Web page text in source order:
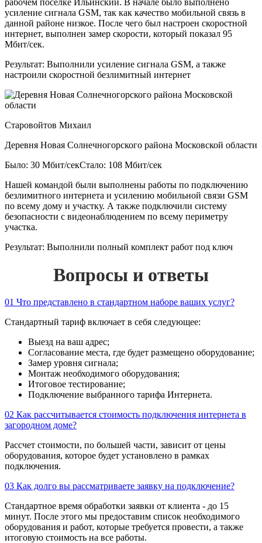
усиление сигнала GSM, так как качество мобильной связь в
данной районе низкое. После чего был настроен скоростной
интернет, выполнен замер скорости, который показал 95
Мбит/сек.
Результат: Выполнили усиление сигнала GSM, а также
настроили скоростной безлимитный интернет
Старовойтов Михаил
Деревня Новая Солнечногорского района Московской области
Было: 30 Мбит/секСтало: 108 Мбит/сек
Нашей командой были выполнены работы по подключению
безлимитного интернета и усилению мобильной связи GSM
по всему дому и участку. А также подключили систему
безопасности с видеонаблюдением по всему периметру
участка.
Результат: Выполнили полный комплект работ под ключ
Вопросы и ответы
01 Что представлено в стандартном наборе ваших услуг?
Стандартный тариф включает в себя следующее:
Выезд на ваш адрес;
Согласование места, где будет размещено оборудование;
Замер уровня сигнала;
Монтаж необходимого оборудования;
Итоговое тестирование;
Подключение выбранного тарифа Интернета.
02 Как рассчитывается стоимость подключения интернета в
загородном доме?
Рассчет стоимости, по большей части, зависит от цены
оборудования, которое будет установлено в рамках
подключения.
03 Как долго вы рассматриваете заявку на подключение?
Стандартное время обработки заявки от клиента - до 15
минут. После этого мы предоставим список необходимого
оборудования и работ, которые требуется провести, а также
итоговую стоимость на все работы.